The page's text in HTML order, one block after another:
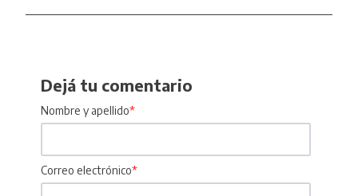
Dejá tu comentario
Nombre y apellido*
Correo electrónico*